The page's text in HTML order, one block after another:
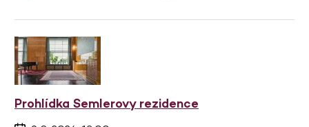
Prohlídka Semlerovy rezidence